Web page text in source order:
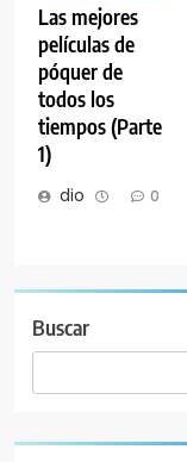
Las mejores
películas de
póquer de
todos los
tiempos (Parte
1)
dio 0
Buscar